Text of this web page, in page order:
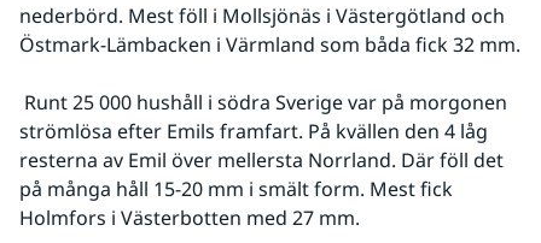
nederbörd. Mest föll i Mollsjönäs i Västergötland och
Östmark-Lämbacken i Värmland som båda fick 32 mm.
strömlösa efter Emils framfart. På kvällen den 4 låg
resterna av Emil över mellersta Norrland. Där föll det
på många håll 15-20 mm i smält form. Mest fick
Holmfors i Västerbotten med 27 mm.